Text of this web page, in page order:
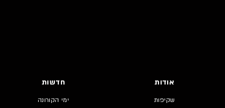
אודות
שקיפות
חדשות
ימי הקורונה